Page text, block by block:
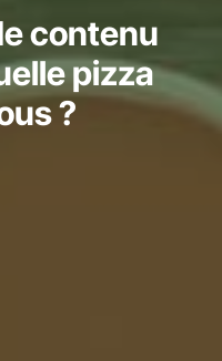
contenu
pizza
?